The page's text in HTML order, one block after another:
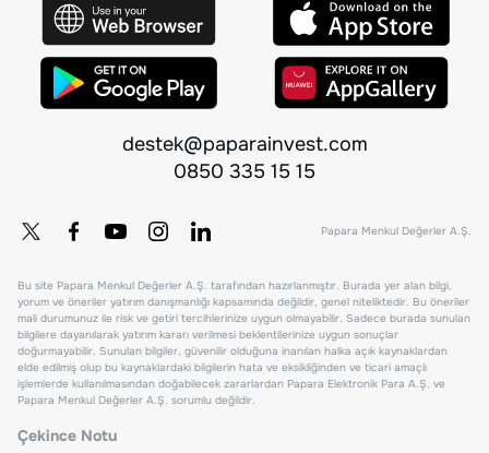
destek@paparainvest.com
0850 335 15 15
Papara Menkul Değerler A.Ş.
Bu site Papara Menkul Değerler A.Ş. tarafından hazırlanmıştır. Burada yer alan bilgi,
yorum ve öneriler yatırım danışmanlığı kapsamında değildir, genel niteliktedir. Bu öneriler
mali durumunuz ile risk ve getiri tercihlerinize uygun olmayabilir. Sadece burada sunulan
bilgilere dayanılarak yatırım kararı verilmesi beklentilerinize uygun sonuçlar
doğurmayabilir. Sunulan bilgiler, güvenilir olduğuna inanılan halka açık kaynaklardan
elde edilmiş olup bu kaynaklardaki bilgilerin hata ve eksikliğinden ve ticari amaçlı
işlemlerde kullanılmasından doğabilecek zararlardan Papara Elektronik Para A.Ş. ve
Papara Menkul Değerler A.Ş. sorumlu değildir.
Çekince Notu